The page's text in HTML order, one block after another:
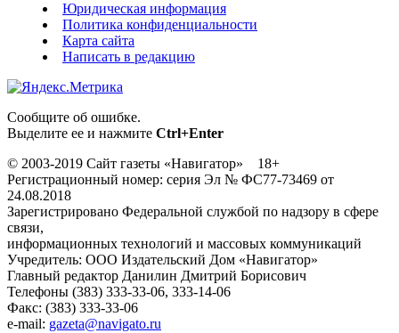
Юридическая информация
Политика конфиденциальности
Карта сайта
Написать в редакцию
Сообщите об ошибке.
Выделите ее и нажмите Ctrl+Enter
© 2003-2019 Сайт газеты «Навигатор» 18+
Регистрационный номер: серия Эл № ФС77-73469 от
24.08.2018
Зарегистрировано Федеральной службой по надзору в сфере
связи,
информационных технологий и массовых коммуникаций
Учредитель: ООО Издательский Дом «Навигатор»
Главный редактор Данилин Дмитрий Борисович
Телефоны (383) 333-33-06, 333-14-06
Факс: (383) 333-33-06
e-mail: gazeta@navigato.ru